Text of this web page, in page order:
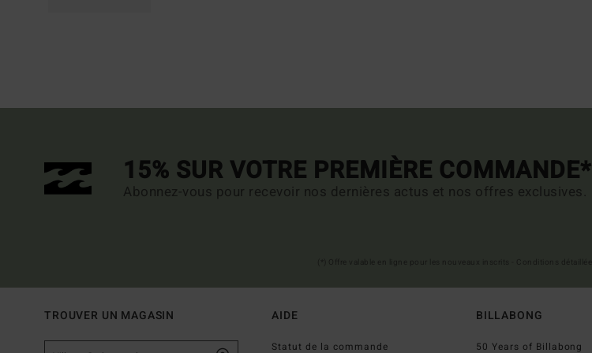
15% SUR VOTRE PREMIÈRE COMMANDE*
Abonnez-vous pour recevoir nos dernières actus et nos offres exclusives.
TROUVER UN MAGASIN AIDE
Statut de la commande
BILLABONG
50 Years of Billabong